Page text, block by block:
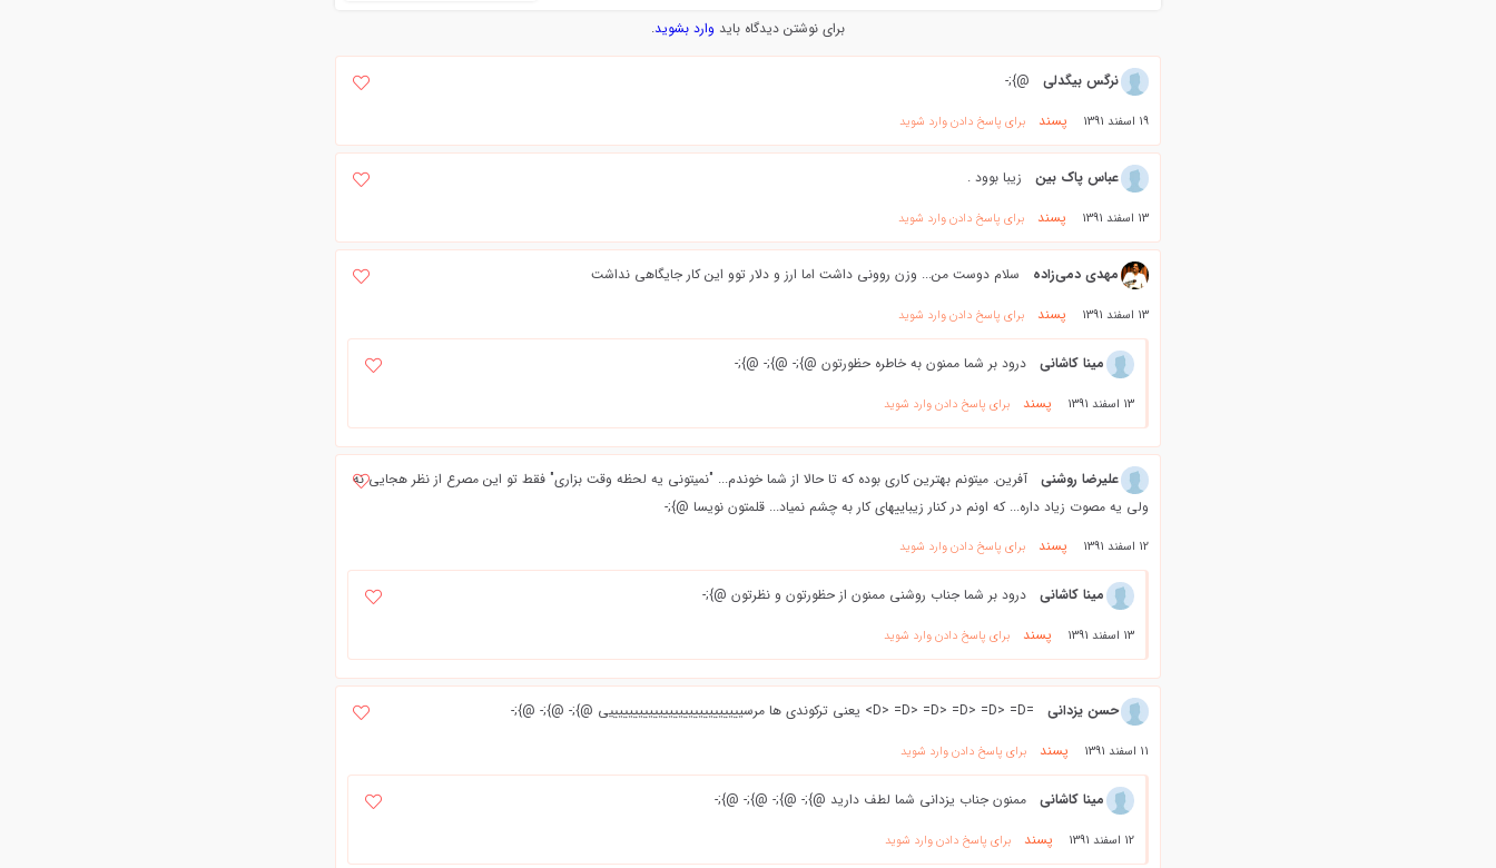
برای نوشتن دیدگاه باید وارد بشوید.
نرگس بیگدلی @};-
19 اسفند 1391 پسند برای پاسخ دادن وارد شوید
عباس پاک بین زیبا بوود .
13 اسفند 1391 پسند برای پاسخ دادن وارد شوید
مهدي دمي‌زاده سلام دوست من... وزن روونی داشت اما ارز و دلار توو این کار جایگاهی نداشت
13 اسفند 1391 پسند برای پاسخ دادن وارد شوید
مینا کاشانی درود بر شما ممنون به خاطره حظورتون @};- @};- @};-
13 اسفند 1391 پسند برای پاسخ دادن وارد شوید
علیرضا روشنی
آفرین. میتونم بهترین کاری بوده که تا حالا از شما خوندم... "نمیتونی یه لحظه وقت بزاری" فقط تو این مصرع از نظر هجایی نه
ولی یه مصوت زیاد داره... که اونم در کنار زیباییهای کار به چشم نمیاد... قلمتون نویسا @};-
12 اسفند 1391 پسند برای پاسخ دادن وارد شوید
مینا کاشانی درود بر شما جناب روشنی ممنون از حظورتون و نظرتون @};-
13 اسفند 1391 پسند برای پاسخ دادن وارد شوید
حسن يزداني =D> =D> =D> =D> =D> =D> يعني تركوندي ها مرسيييييييييييييييييييييييييييي @};- @};- @};-
11 اسفند 1391 پسند برای پاسخ دادن وارد شوید
مینا کاشانی ممنون جناب یزدانی شما لطف دارید @};- @};- @};- @};-
12 اسفند 1391 پسند برای پاسخ دادن وارد شوید